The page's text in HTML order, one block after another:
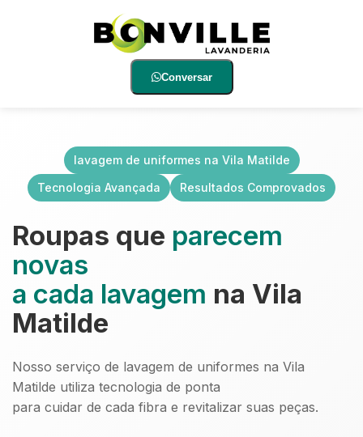
Conversar
lavagem de uniformes na Vila Matilde
Tecnologia Avançada
Resultados Comprovados
Roupas que parecem
novas
a cada lavagem na Vila
Matilde
Nosso serviço de lavagem de uniformes na Vila
Matilde utiliza tecnologia de ponta
para cuidar de cada fibra e revitalizar suas peças.